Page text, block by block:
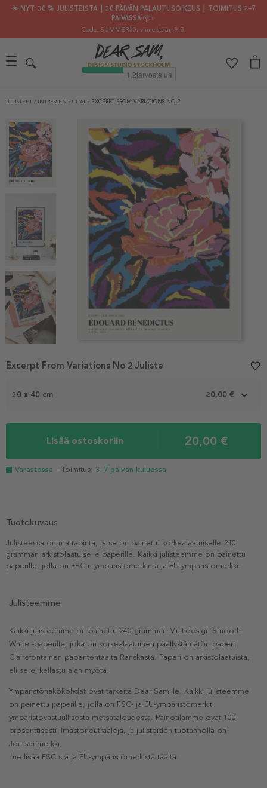
🌟 NYT: 30 % JULISTEISTA ┃ 30 PÄIVÄN PALAUTUSOIKEUS ┃ TOIMITUS 2–7
PÄIVÄSSÄ 📦✨
Code: SUMMER30, viimeistään 9.8.
JULISTEET / INTRESSEN / CITAT / EXCERPT FROM VARIATIONS NO 2
1
30 x 40 cm 20,00 €
Lisää ostoskoriin 20,00 €
Varastossa - Toimitus: 3–7 päivän kuluessa
Excerpt From Variations No 2 Juliste favorite_border
Tuotekuvaus
Julisteessa on mattapinta, ja se on painettu korkealaatuiselle 240
gramman arkistolaatuiselle paperille. Kaikki julisteemme on painettu
paperille, jolla on FSC:n ympäristömerkintä ja EU-ympäristömerkki.
Julisteemme
Kaikki julisteemme on painettu 240 gramman Multidesign Smooth
White -paperille, joka on korkealaatuinen päällystämätön paperi
Clairefontainen paperitehtaalta Ranskasta. Paperi on arkistolaatuista,
eli se ei kellastu ajan myötä.
Ympäristönäkökohdat ovat tärkeitä Dear Samille. Kaikki julisteemme
on painettu paperille, jolla on FSC- ja EU-ympäristömerkit
ympäristövastuullisesta metsätaloudesta. Painotilamme ovat 100-
prosenttisesti ilmastoneutraaleja, ja julisteiden tuotannolla on
Joutsenmerkki.
Lue lisää FSC:stä ja EU-ympäristömerkistä täältä.